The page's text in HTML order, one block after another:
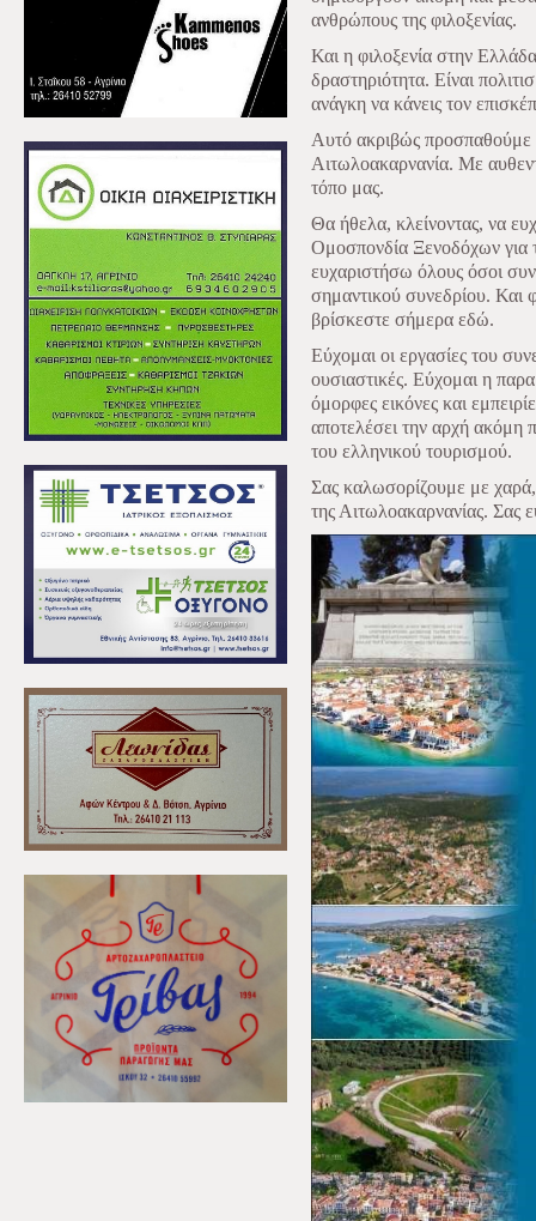
ανθρώπους της φιλοξενίας.
Και η φιλοξενία στην
δραστηριότητα. Είναι
ανάγκη να κάνεις τον
Αυτό ακριβώς προσπαθούμε
Αιτωλοακαρνανία. Με
τόπο μας.
Θα ήθελα, κλείνοντας, να
Ομοσπονδία Ξενοδόχων για
ευχαριστήσω όλους όσοι
σημαντικού συνεδρίου. Και
βρίσκεστε σήμερα εδώ.
Εύχομαι οι εργασίες του
ουσιαστικές. Εύχομαι η
όμορφες εικόνες και
αποτελέσει την αρχή ακόμη
του ελληνικού τουρισμού.
Σας καλωσορίζουμε με χαρά,
της Αιτωλοακαρνανίας. Σας